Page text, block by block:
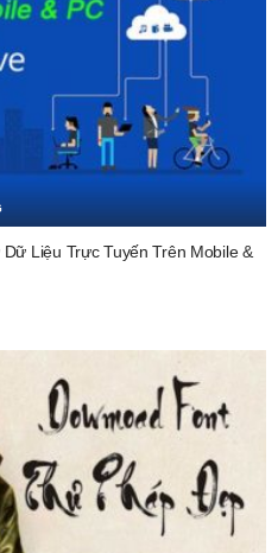
Liệu Trực Tuyến Trên Mobile &